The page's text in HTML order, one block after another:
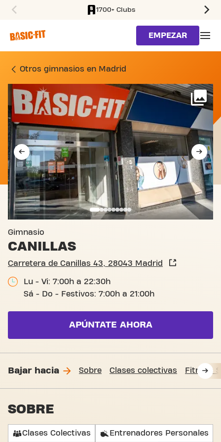
1700+ Clubs
EMPEZAR
GIMNASIO CARRETERA
Otros gimnasios en Madrid
Gimnasio
CANILLAS
Carretera de Canillas 43, 28043 Madrid
Lu - Vi: 7:00h a 22:30h
Sá - Do - Festivos: 7:00h a 21:00h
APÚNTATE AHORA
Bajar hacia Sobre Clases colectivas Fitness
SOBRE
Clases Colectivas Entrenadores Personales